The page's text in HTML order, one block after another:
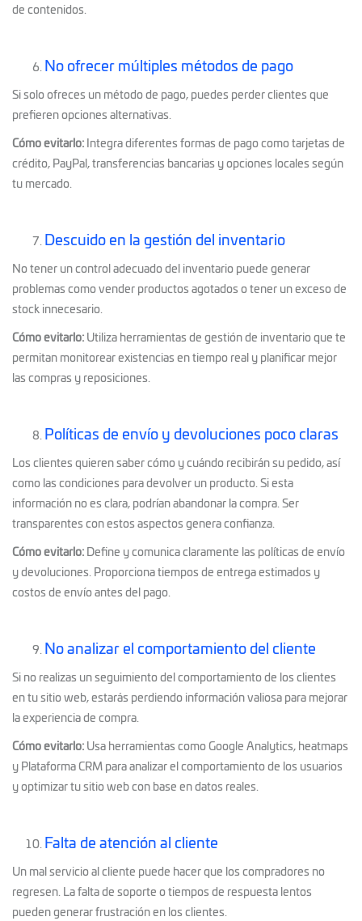
de contenidos.
No ofrecer múltiples métodos de pago
Si solo ofreces un método de pago, puedes perder clientes que
prefieren opciones alternativas.
Cómo evitarlo: Integra diferentes formas de pago como tarjetas de
crédito, PayPal, transferencias bancarias y opciones locales según
tu mercado.
Descuido en la gestión del inventario
No tener un control adecuado del inventario puede generar
problemas como vender productos agotados o tener un exceso de
stock innecesario.
Cómo evitarlo: Utiliza herramientas de gestión de inventario que te
permitan monitorear existencias en tiempo real y planificar mejor
las compras y reposiciones.
Políticas de envío y devoluciones poco claras
Los clientes quieren saber cómo y cuándo recibirán su pedido, así
como las condiciones para devolver un producto. Si esta
información no es clara, podrían abandonar la compra. Ser
transparentes con estos aspectos genera confianza.
Cómo evitarlo: Define y comunica claramente las políticas de envío
y devoluciones. Proporciona tiempos de entrega estimados y
costos de envío antes del pago.
No analizar el comportamiento del cliente
Si no realizas un seguimiento del comportamiento de los clientes
en tu sitio web, estarás perdiendo información valiosa para mejorar
la experiencia de compra.
Cómo evitarlo: Usa herramientas como Google Analytics, heatmaps
y Plataforma CRM para analizar el comportamiento de los usuarios
y optimizar tu sitio web con base en datos reales.
Falta de atención al cliente
Un mal servicio al cliente puede hacer que los compradores no
regresen. La falta de soporte o tiempos de respuesta lentos
pueden generar frustración en los clientes.